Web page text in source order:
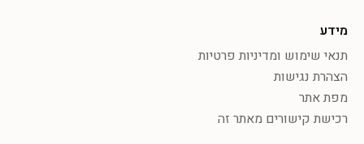
מידע
תנאי שימוש ומדיניות פרטיות
הצהרת נגישות
מפת אתר
רכישת קישורים מאתר זה